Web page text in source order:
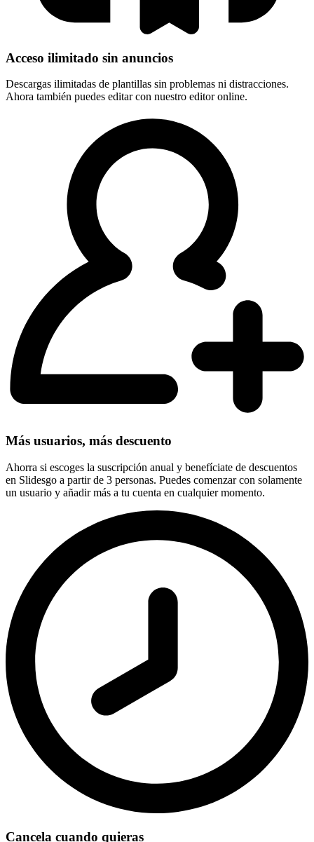
Acceso ilimitado sin anuncios
Descargas ilimitadas de plantillas sin problemas ni distracciones.
Ahora también puedes editar con nuestro editor online.
Más usuarios, más descuento
Ahorra si escoges la suscripción anual y benefíciate de descuentos
en Slidesgo a partir de 3 personas. Puedes comenzar con solamente
un usuario y añadir más a tu cuenta en cualquier momento.
Cancela cuando quieras